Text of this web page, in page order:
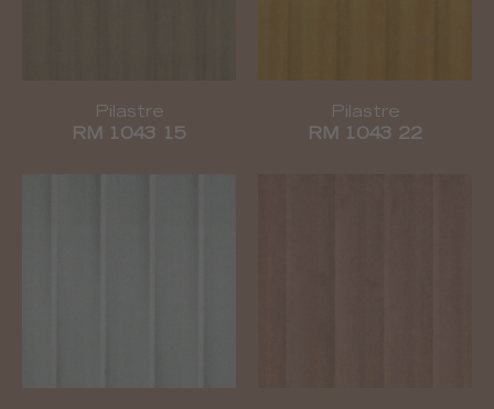
Pilastre
RM 1043 15
Pilastre
RM 1043 22